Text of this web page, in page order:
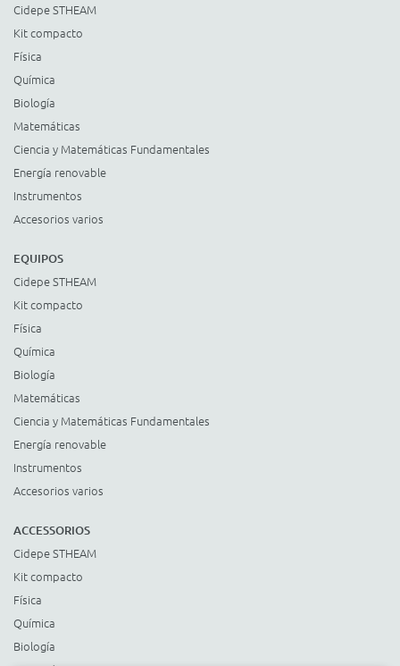
Cidepe STHEAM
Kit compacto
Física
Química
Biología
Matemáticas
Ciencia y Matemáticas Fundamentales
Energía renovable
Instrumentos
Accesorios varios
EQUIPOS
Cidepe STHEAM
Kit compacto
Física
Química
Biología
Matemáticas
Ciencia y Matemáticas Fundamentales
Energía renovable
Instrumentos
Accesorios varios
ACCESSORIOS
Cidepe STHEAM
Kit compacto
Física
Química
Biología